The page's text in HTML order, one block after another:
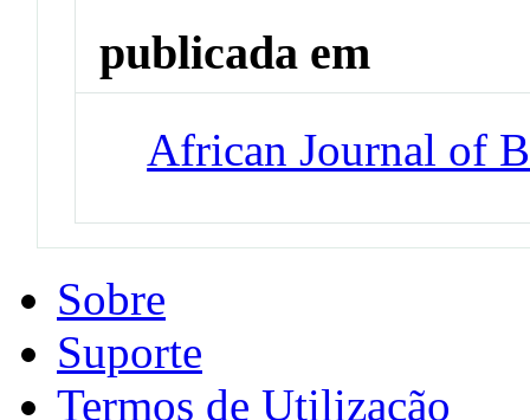
publicada em
African Journal of
Sobre
Suporte
Termos de Utilização